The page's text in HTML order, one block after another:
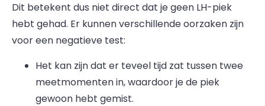
Dit betekent dus niet direct dat je geen LH-piek
hebt gehad. Er kunnen verschillende oorzaken zijn
voor een negatieve test:
Het kan zijn dat er teveel tijd zat tussen twee
meetmomenten in, waardoor je de piek
gewoon hebt gemist.